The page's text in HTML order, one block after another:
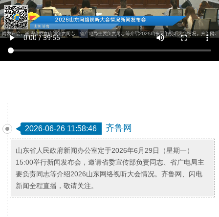
2026-06-26 11:58:46 齐鲁网
山东省人民政府新闻办公室定于2026年6月29日（星期一）
15:00举行新闻发布会，邀请省委宣传部负责同志、省广电局主
要负责同志等介绍2026山东网络视听大会情况。齐鲁网、闪电
新闻全程直播，敬请关注。